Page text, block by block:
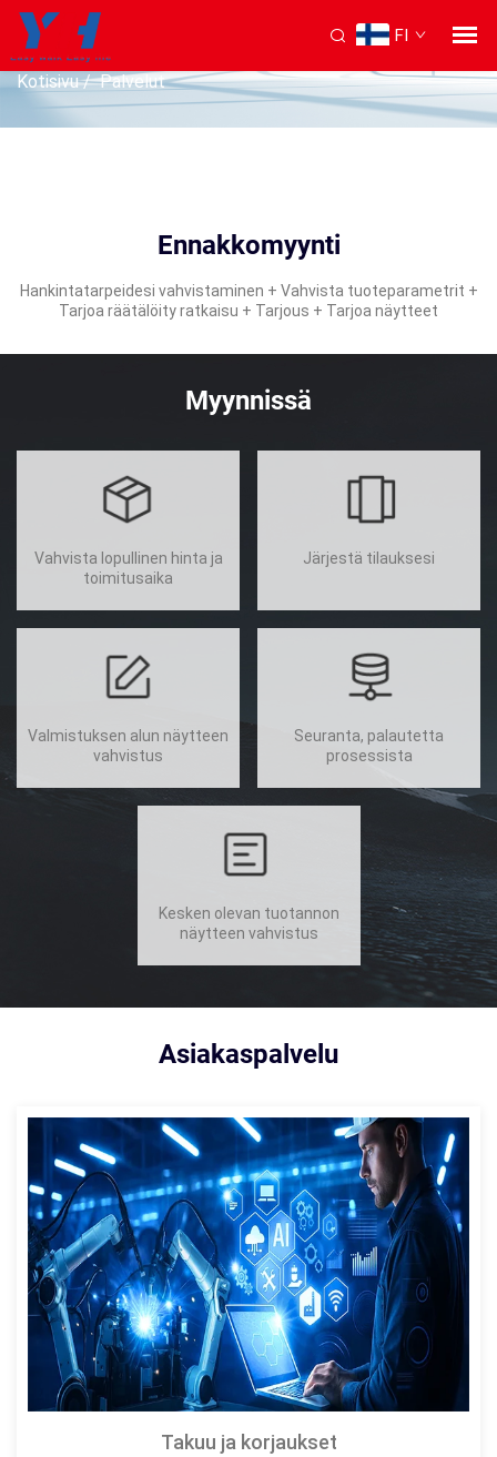
FI
PALVELU
Kotisivu/Palvelut
Ennakkomyynti
Hankintatarpeidesi vahvistaminen + Vahvista tuoteparametrit +
Tarjoa räätälöity ratkaisu + Tarjous + Tarjoa näytteet
Myynnissä
Vahvista lopullinen hinta ja
toimitusaika
Järjestä tilauksesi
Valmistuksen alun näytteen
vahvistus
Seuranta, palautetta
prosessista
Kesken olevan tuotannon
näytteen vahvistus
Asiakaspalvelu
Takuu ja korjaukset